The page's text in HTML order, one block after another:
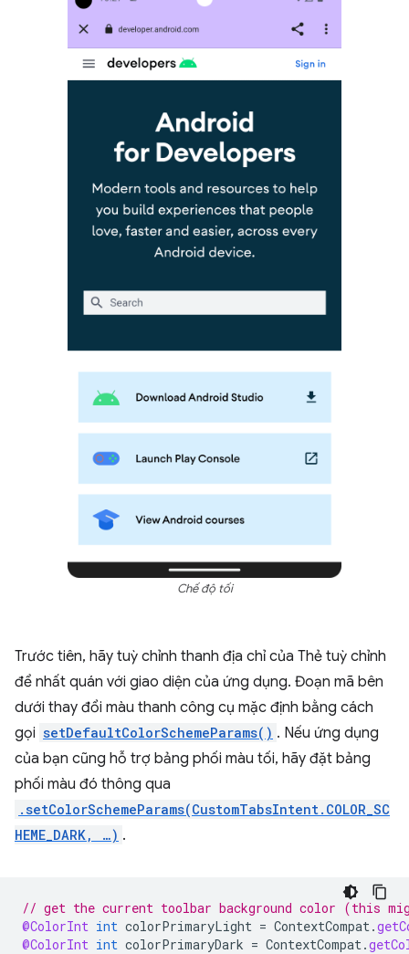
Chế độ tối
Trước tiên, hãy tuỳ chỉnh thanh địa chỉ của Thẻ tuỳ chỉnh
để nhất quán với giao diện của ứng dụng. Đoạn mã bên
dưới thay đổi màu thanh công cụ mặc định bằng cách
gọi setDefaultColorSchemeParams() . Nếu ứng dụng
của bạn cũng hỗ trợ bảng phối màu tối, hãy đặt bảng
phối màu đó thông qua
.setColorSchemeParams(CustomTabsIntent.COLOR_SC
HEME_DARK, …) .
// get the current toolbar background color (this
@ColorInt int colorPrimaryLight = ContextCompat.
@ColorInt int colorPrimaryDark = ContextCompat.